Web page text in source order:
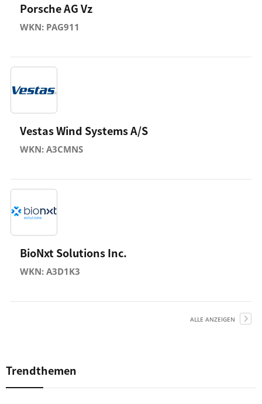
Porsche AG Vz
WKN: PAG911
Vestas Wind Systems A/S
WKN: A3CMNS
BioNxt Solutions Inc.
WKN: A3D1K3
ALLE ANZEIGEN
Trendthemen